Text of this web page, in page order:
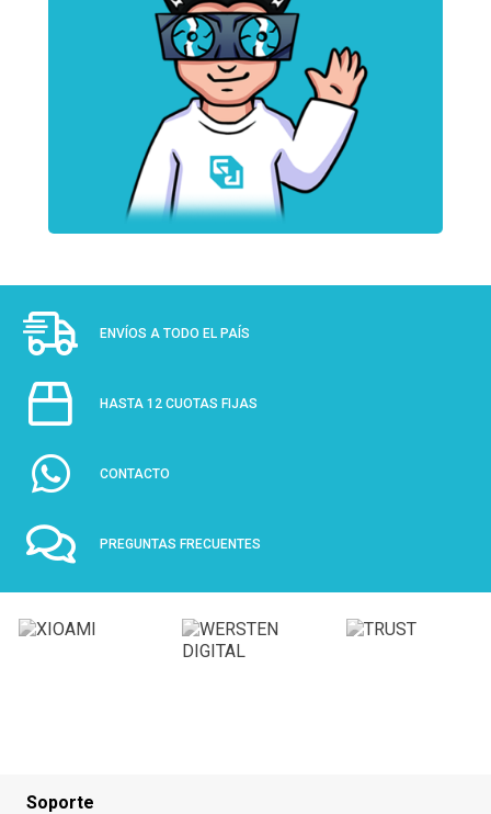
ENVÍOS A TODO EL PAÍS
HASTA 12 CUOTAS FIJAS
CONTACTO
PREGUNTAS FRECUENTES
Soporte